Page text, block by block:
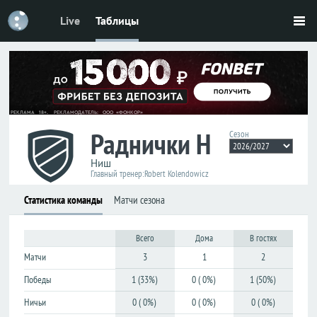
Футбол
Премьер-
лига
Кубок
Лига
наций
Лига
чемпионов
Лига
Европы
Live Таблицы
Сезон
Раднички Н
Ниш
Главный тренер:Robert Kolendowicz
Статистика команды Матчи сезона
Всего Дома В гостях
Матчи 3 1
2
Победы
1 (33%) 0 ( 0%)
1 (50%)
Ничьи
0 ( 0%) 0 ( 0%)
0 ( 0%)
Футбол
Премьер-
лига
Кубок
Лига
наций
Лига
чемпионов
Лига
Европы